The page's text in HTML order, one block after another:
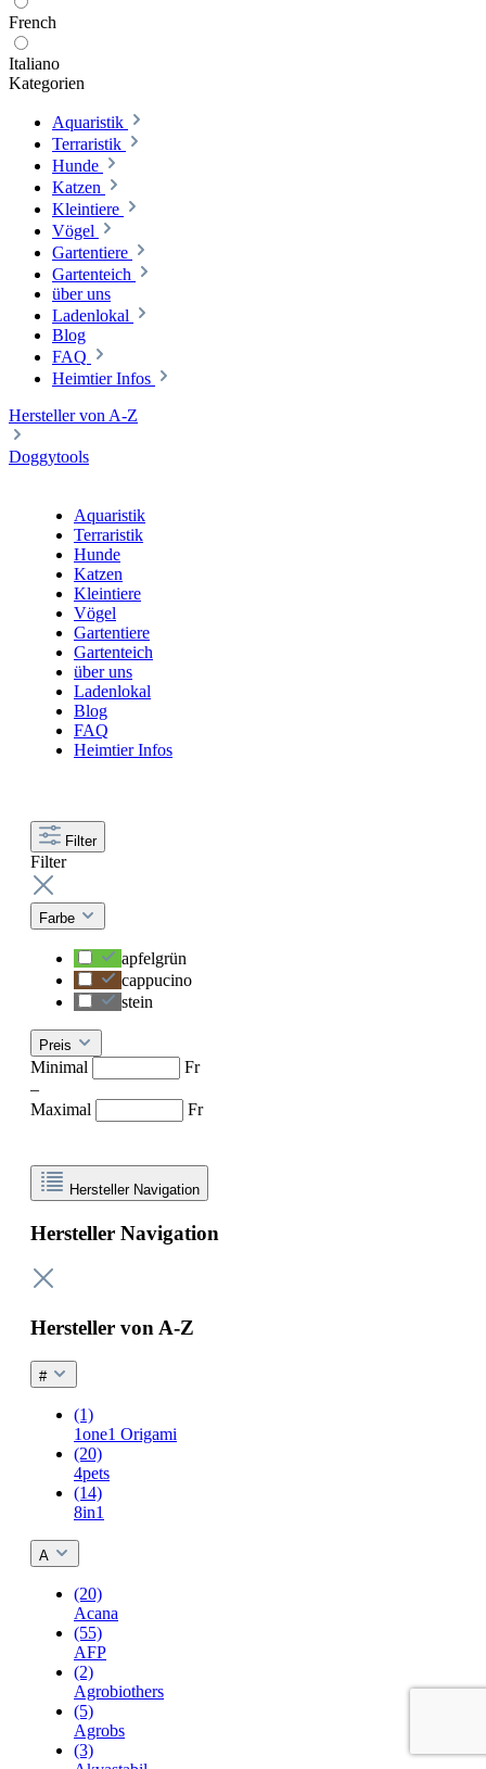
French
Italiano
Kategorien
Aquaristik
Terraristik
Hunde
Katzen
Kleintiere
Vögel
Gartentiere
Gartenteich
über uns
Ladenlokal
Blog
FAQ
Heimtier Infos
Hersteller von A-Z
Doggytools
Aquaristik
Terraristik
Hunde
Katzen
Kleintiere
Vögel
Gartentiere
Gartenteich
über uns
Ladenlokal
Blog
FAQ
Heimtier Infos
Filter
Filter
Farbe
apfelgrün
cappucino
stein
Preis
Minimal
Fr
–
Maximal
Fr
Hersteller Navigation
Hersteller Navigation
Hersteller von A-Z
#
(1)
1one1 Origami
(20)
4pets
(14)
8in1
A
(20)
Acana
(55)
AFP
(2)
Agrobiothers
(5)
Agrobs
(3)